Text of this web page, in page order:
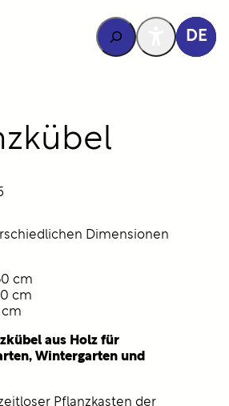
Rechercher
DE
Dimensionen
cm
cm
cm
aus Holz für
Wintergarten und
Pflanzkasten der